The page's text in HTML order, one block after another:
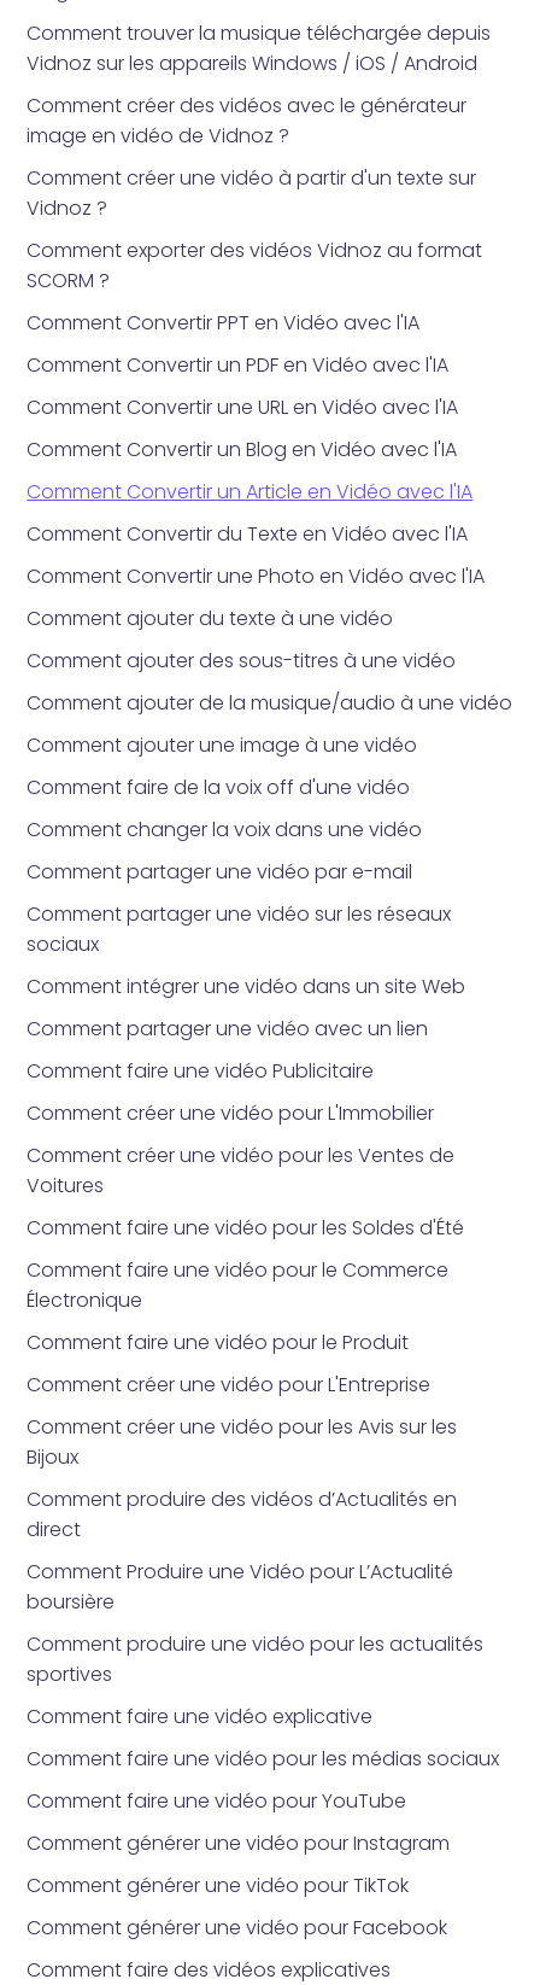
Comment trouver la musique téléchargée depuis
Vidnoz sur les appareils Windows / iOS / Android
Comment créer des vidéos avec le générateur
image en vidéo de Vidnoz ?
Comment créer une vidéo à partir d'un texte sur
Vidnoz ?
Comment exporter des vidéos Vidnoz au format
SCORM ?
Comment Convertir PPT en Vidéo avec l'IA
Comment Convertir un PDF en Vidéo avec l'IA
Comment Convertir une URL en Vidéo avec l'IA
Comment Convertir un Blog en Vidéo avec l'IA
Comment Convertir un Article en Vidéo avec l'IA
Comment Convertir du Texte en Vidéo avec l'IA
Comment Convertir une Photo en Vidéo avec l'IA
Comment ajouter du texte à une vidéo
Comment ajouter des sous-titres à une vidéo
Comment ajouter de la musique/audio à une vidéo
Comment ajouter une image à une vidéo
Comment faire de la voix off d'une vidéo
Comment changer la voix dans une vidéo
Comment partager une vidéo par e-mail
Comment partager une vidéo sur les réseaux
sociaux
Comment intégrer une vidéo dans un site Web
Comment partager une vidéo avec un lien
Comment faire une vidéo Publicitaire
Comment créer une vidéo pour L'Immobilier
Comment créer une vidéo pour les Ventes de
Voitures
Comment faire une vidéo pour les Soldes d'Été
Comment faire une vidéo pour le Commerce
Électronique
Comment faire une vidéo pour le Produit
Comment créer une vidéo pour L'Entreprise
Comment créer une vidéo pour les Avis sur les
Bijoux
Comment produire des vidéos d’Actualités en
direct
Comment Produire une Vidéo pour L’Actualité
boursière
Comment produire une vidéo pour les actualités
sportives
Comment faire une vidéo explicative
Comment faire une vidéo pour les médias sociaux
Comment faire une vidéo pour YouTube
Comment générer une vidéo pour Instagram
Comment générer une vidéo pour TikTok
Comment générer une vidéo pour Facebook
Comment faire des vidéos explicatives